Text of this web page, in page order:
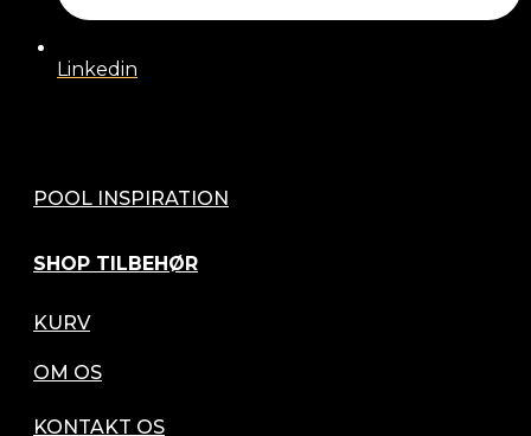
Linkedin
POOL INSPIRATION
SHOP TILBEHØR
KURV
OM OS
KONTAKT OS